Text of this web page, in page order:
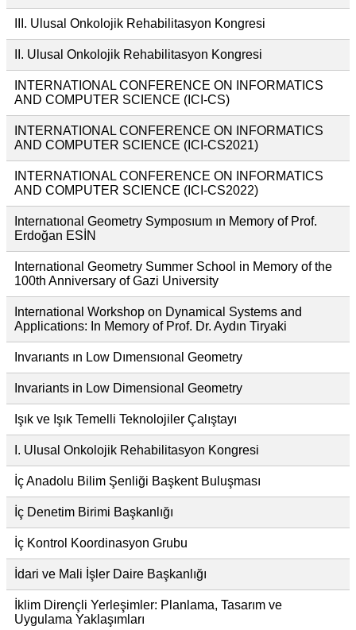
III. Ulusal Onkolojik Rehabilitasyon Kongresi
II. Ulusal Onkolojik Rehabilitasyon Kongresi
INTERNATIONAL CONFERENCE ON INFORMATICS
AND COMPUTER SCIENCE (ICI-CS)
INTERNATIONAL CONFERENCE ON INFORMATICS
AND COMPUTER SCIENCE (ICI-CS2021)
INTERNATIONAL CONFERENCE ON INFORMATICS
AND COMPUTER SCIENCE (ICI-CS2022)
Internatıonal Geometry Symposıum ın Memory of Prof.
Erdoğan ESİN
International Geometry Summer School in Memory of the
100th Anniversary of Gazi University
International Workshop on Dynamical Systems and
Applications: In Memory of Prof. Dr. Aydın Tiryaki
Invarıants ın Low Dımensıonal Geometry
Invariants in Low Dimensional Geometry
Işık ve Işık Temelli Teknolojiler Çalıştayı
I. Ulusal Onkolojik Rehabilitasyon Kongresi
İç Anadolu Bilim Şenliği Başkent Buluşması
İç Denetim Birimi Başkanlığı
İç Kontrol Koordinasyon Grubu
İdari ve Mali İşler Daire Başkanlığı
İklim Dirençli Yerleşimler: Planlama, Tasarım ve
Uygulama Yaklaşımları